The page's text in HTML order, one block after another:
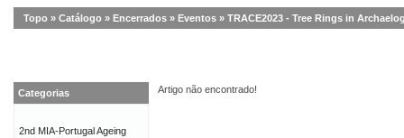
Topo » Catálogo » Encerrados » Eventos » TRACE2023 - Tree Rings in
Artigo não encontrado!
Categorias
2nd MIA-Portugal Ageing